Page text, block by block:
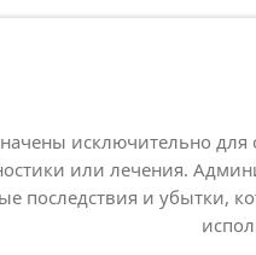
исключительно
или лечения.
последствия и убытки,